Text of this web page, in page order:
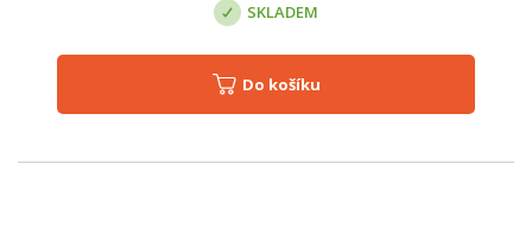
SKLADEM
Do košíku